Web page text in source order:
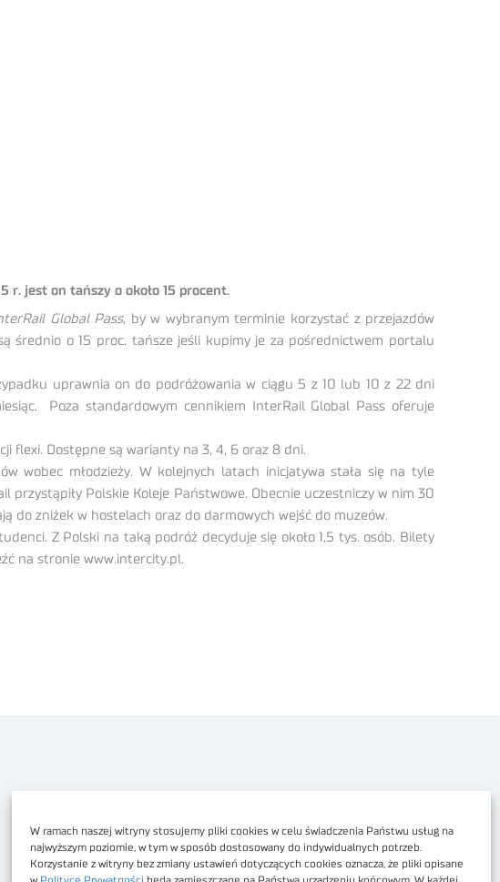
W ramach naszej witryny stosujemy pliki cookies w celu świadczenia Państwu usług na
najwyższym poziomie, w tym w sposób dostosowany do indywidualnych potrzeb.
Korzystanie z witryny bez zmiany ustawień dotyczących cookies oznacza, że pliki opisane
r. jest on tańszy o około 15 procent.
Global Pass, by w wybranym terminie korzystać z przejazdów
średnio o 15 proc. tańsze jeśli kupimy je za pośrednictwem portalu
uprawnia on do podróżowania w ciągu 5 z 10 lub 10 z 22 dni
Poza standardowym cennikiem InterRail Global Pass oferuje
flexi. Dostępne są warianty na 3, 4, 6 oraz 8 dni.
wobec młodzieży. W kolejnych latach inicjatywa stała się na tyle
przystąpiły Polskie Koleje Państwowe. Obecnie uczestniczy w nim 30
do zniżek w hostelach oraz do darmowych wejść do muzeów.
Z Polski na taką podróż decyduje się około 1,5 tys. osób. Bilety
na stronie www.intercity.pl.
Dostępność cyfrowa
Regulamin Portalu